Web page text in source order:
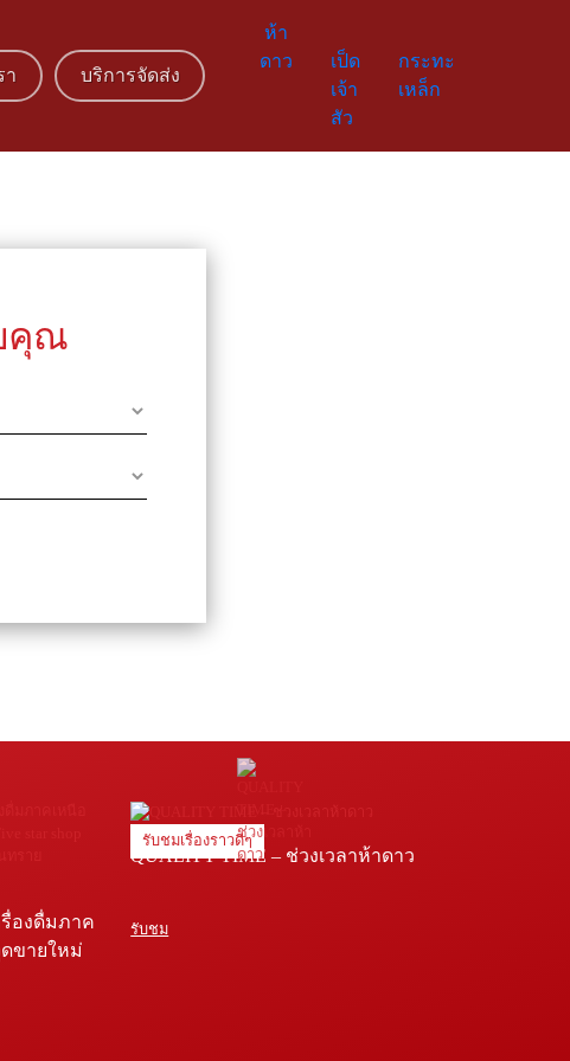
า บริการจัดส่ง
ห้า
ดาว
เป็ด
เจ้า
สัว
กระทะ
เหล็ก
คุณ
องดื่มภาค
ดขายใหม่
หม่
รับชมเรื่องราวดีๆ
QUALITY TIME – ช่วงเวลาห้าดาว
รับชม